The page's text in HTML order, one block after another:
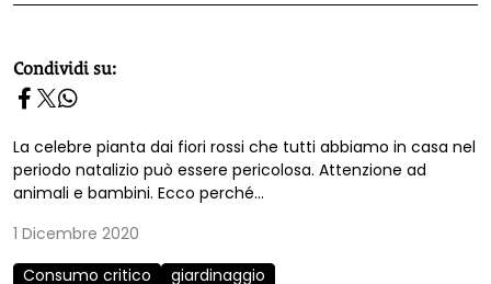
homepage h2
Condividi su:
La celebre pianta dai fiori rossi che tutti abbiamo in casa nel
periodo natalizio può essere pericolosa. Attenzione ad
animali e bambini. Ecco perché...
1 Dicembre 2020
Consumo critico
giardinaggio